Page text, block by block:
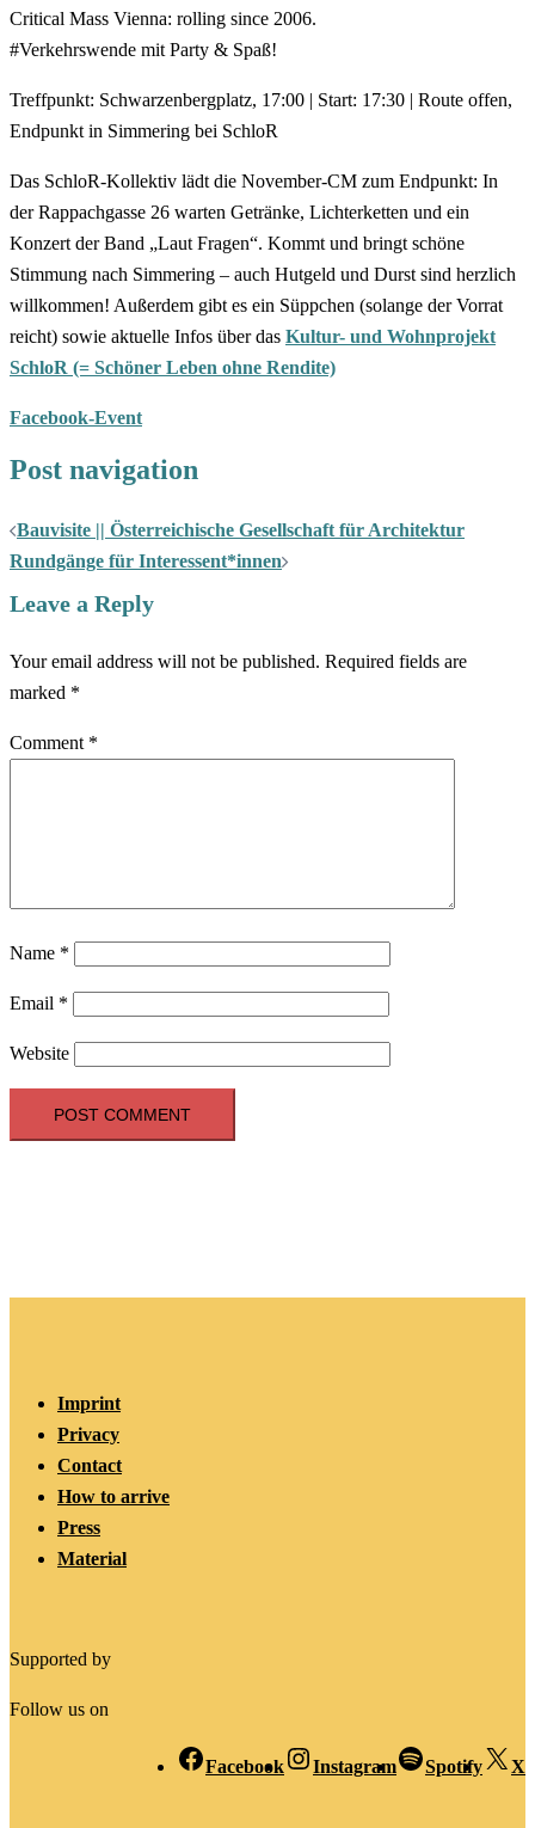
Critical Mass Vienna: rolling since 2006.
#Verkehrswende mit Party & Spaß!
Treffpunkt: Schwarzenbergplatz, 17:00 | Start: 17:30 | Route offen,
Endpunkt in Simmering bei SchloR
Das SchloR-Kollektiv lädt die November-CM zum Endpunkt: In
der Rappachgasse 26 warten Getränke, Lichterketten und ein
Konzert der Band „Laut Fragen“. Kommt und bringt schöne
Stimmung nach Simmering – auch Hutgeld und Durst sind herzlich
willkommen! Außerdem gibt es ein Süppchen (solange der Vorrat
reicht) sowie aktuelle Infos über das Kultur- und Wohnprojekt
SchloR (= Schöner Leben ohne Rendite)
Facebook-Event
Post navigation
Bauvisite || Österreichische Gesellschaft für Architektur
Rundgänge für Interessent*innen
Leave a Reply
Your email address will not be published. Required fields are
marked *
Comment *
Name *
Email *
Website
Imprint
Privacy
Contact
How to arrive
Press
Material
Supported by
Follow us on
Facebook Instagram Spotify X